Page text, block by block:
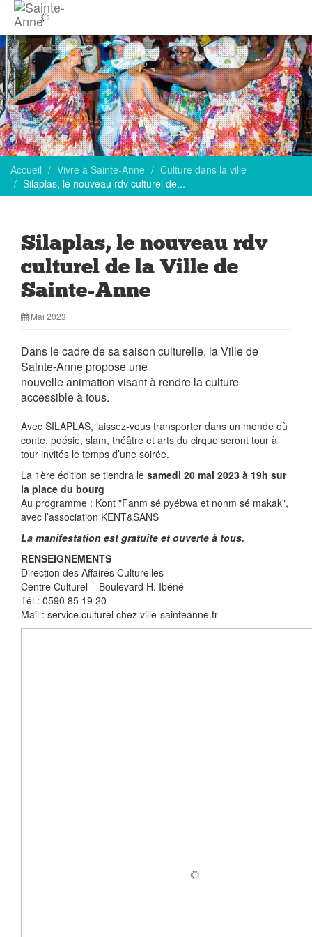
Accueil Vivre à Sainte-Anne
Culture dans la ville
Silaplas, le nouveau rdv culturel de...
Silaplas, le nouveau rdv
culturel de la Ville de
Sainte-Anne
Mai 2023
Dans le cadre de sa saison culturelle, la Ville de
Sainte-Anne propose une
nouvelle animation visant à rendre la culture
accessible à tous.
Avec SILAPLAS, laissez-vous transporter dans un monde où
conte, poésie, slam, théâtre et arts du cirque seront tour à
tour invités le temps d’une soirée.
La 1ère édition se tiendra le samedi 20 mai 2023 à 19h sur
la place du bourg
Au programme : Kont "Fanm sé pyébwa et nonm sé makak",
avec l’association KENT&SANS
La manifestation est gratuite et ouverte à tous.
RENSEIGNEMENTS
Direction des Affaires Culturelles
Centre Culturel – Boulevard H. Ibéné
Tél : 0590 85 19 20
Mail : service.culturel chez ville-sainteanne.fr